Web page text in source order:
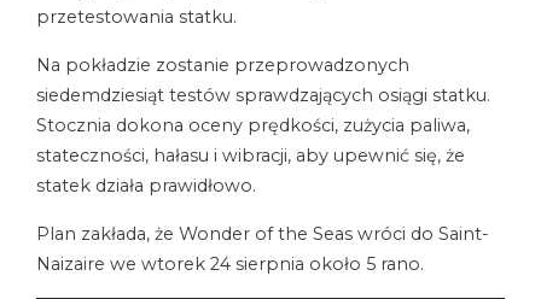
przetestowania statku.
Na pokładzie zostanie przeprowadzonych
siedemdziesiąt testów sprawdzających osiągi statku.
Stocznia dokona oceny prędkości, zużycia paliwa,
stateczności, hałasu i wibracji, aby upewnić się, że
statek działa prawidłowo.
Plan zakłada, że ​​Wonder of the Seas wróci do Saint-
Naizaire we wtorek 24 sierpnia około 5 rano.